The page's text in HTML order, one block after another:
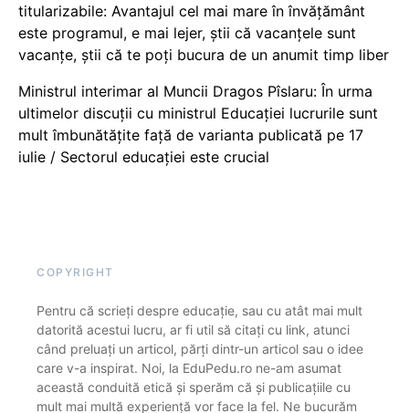
titularizabile: Avantajul cel mai mare în învățământ
este programul, e mai lejer, știi că vacanțele sunt
vacanţe, știi că te poți bucura de un anumit timp liber
Ministrul interimar al Muncii Dragos Pîslaru: În urma
ultimelor discuții cu ministrul Educației lucrurile sunt
mult îmbunătățite față de varianta publicată pe 17
iulie / Sectorul educației este crucial
COPYRIGHT
Pentru că scrieți despre educație, sau cu atât mai mult
datorită acestui lucru, ar fi util să citați cu link, atunci
când preluați un articol, părți dintr-un articol sau o idee
care v-a inspirat. Noi, la EduPedu.ro ne-am asumat
această conduită etică și sperăm că și publicațiile cu
mult mai multă experiență vor face la fel. Ne bucurăm